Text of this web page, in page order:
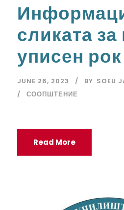
сликата
уписен рок
JUNE 26, 2023 BY SOEU
СООПШТЕНИЕ
Read More